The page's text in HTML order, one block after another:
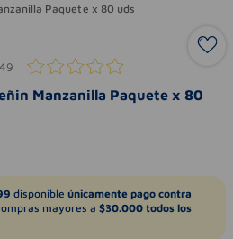
Paquete x 80 uds
Manzanilla Paquete x 80
disponible únicamente pago contra
mayores a $30.000 todos los